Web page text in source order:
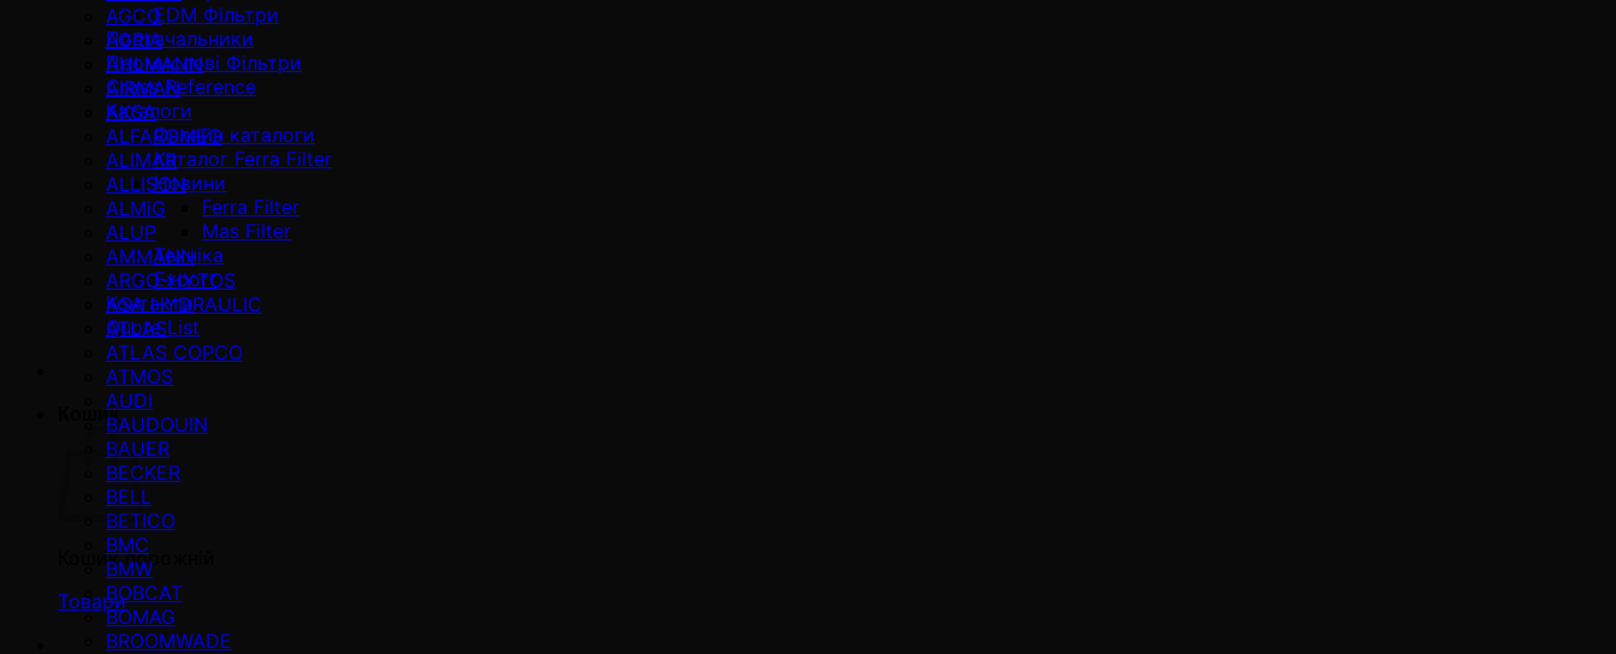
EDM Фільтри
Постачальники
Промислові Фільтри
Cross Reference
Каталоги
Онлайн каталоги
Каталог Ferra Filter
Новини
Ferra Filter
Mas Filter
Техніка
Export
Контакти
Quote List
Кошик
Кошик порожній
Товари
AGCO
AGRIA
AHLMANN
AIRMAN
AKSA
ALFAROMEO
ALIMAR
ALLISON
ALMiG
ALUP
AMMANN
ARGO-HYTOS
ASA HYDRAULIC
ATLAS
ATLAS COPCO
ATMOS
AUDI
BAUDOUIN
BAUER
BECKER
BELL
BETICO
BMC
BMW
BOBCAT
BOMAG
BROOMWADE